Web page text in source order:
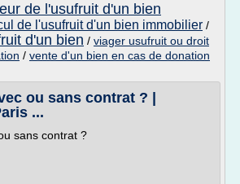
de l'usufruit d'un bien
de l'usufruit d'un bien immobilier /
d'un bien / viager usufruit ou droit
/ vente d'un bien en cas de donation
ou sans contrat ? |
...
sans contrat ?